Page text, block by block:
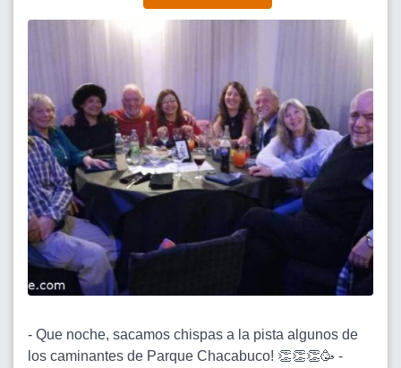
- Que noche, sacamos chispas a la pista algunos de
los caminantes de Parque Chacabuco! 👏👏👏🥳 -